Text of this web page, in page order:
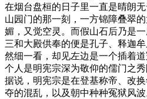
在烟台盘桓的日子里一直是晴朗
山园门的那一刻，一方锦障叠翠
媚，又觉空灵。而假山石后乃是
三和大殿供奉的便是孔子、释迦
然细一看，却见左边是一个插着
个人是明宪宗深为敬仰的儒门之
据说，明宪宗是在登基称帝、改
夺的混乱，以及朝中种种冤狱风